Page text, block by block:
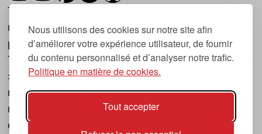
Nous utilisons des cookies sur notre site afin
d’améliorer votre expérience utilisateur, de fournir
du contenu personnalisé et d’analyser notre trafic.
Politique en matière de cookies.
Tout accepter
Tsugi est un mensuel indépendant sur la
musique et les nouvelles tendances, dont la
première parution date de 2007.
Tsugi en japonais signifie « prochain », « suivant
», ce qui correspond à la thématique du
magazine, à l’affût des nouvelles tendances
musicales, qu’elles viennent de la musique
électronique, du rock ou du hip hop, et des